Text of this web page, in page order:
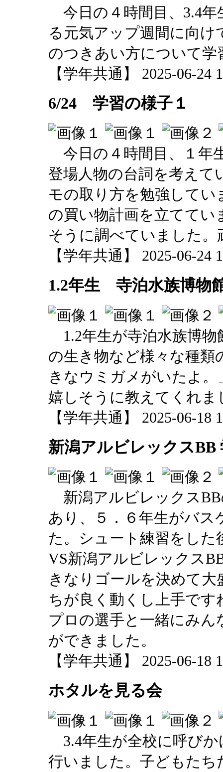
今日の４時間目、3.4年
る元気アップ週間に向
のつきあい方について学
【学年共通】 2025-06-24
6/24 学習の様子１
今日の４時間目、１年
登場人物の台詞を考えて
モの取り方を勉強してい
の買い物計画を立てて
そうに調べていました。
【学年共通】 2025-06-24
1.2年生 寺泊水族博物
1.2年生が寺泊水族博物
の生き物など様々な種類
きなウミガメがいたよ
嬉しそうに教えてくれま
【学年共通】 2025-06-18
新潟アルビレックスBB
新潟アルビレックスBB
あり、５．６年生がバ
た。シュート練習をした
VS新潟アルビレックス
きなりゴールを決めて
ちが良く動くし上手で
プロの選手と一緒にみ
ができました。
【学年共通】 2025-06-18
ホタルを見る会
3.4年生が全校に呼びか
行いました。子どもた